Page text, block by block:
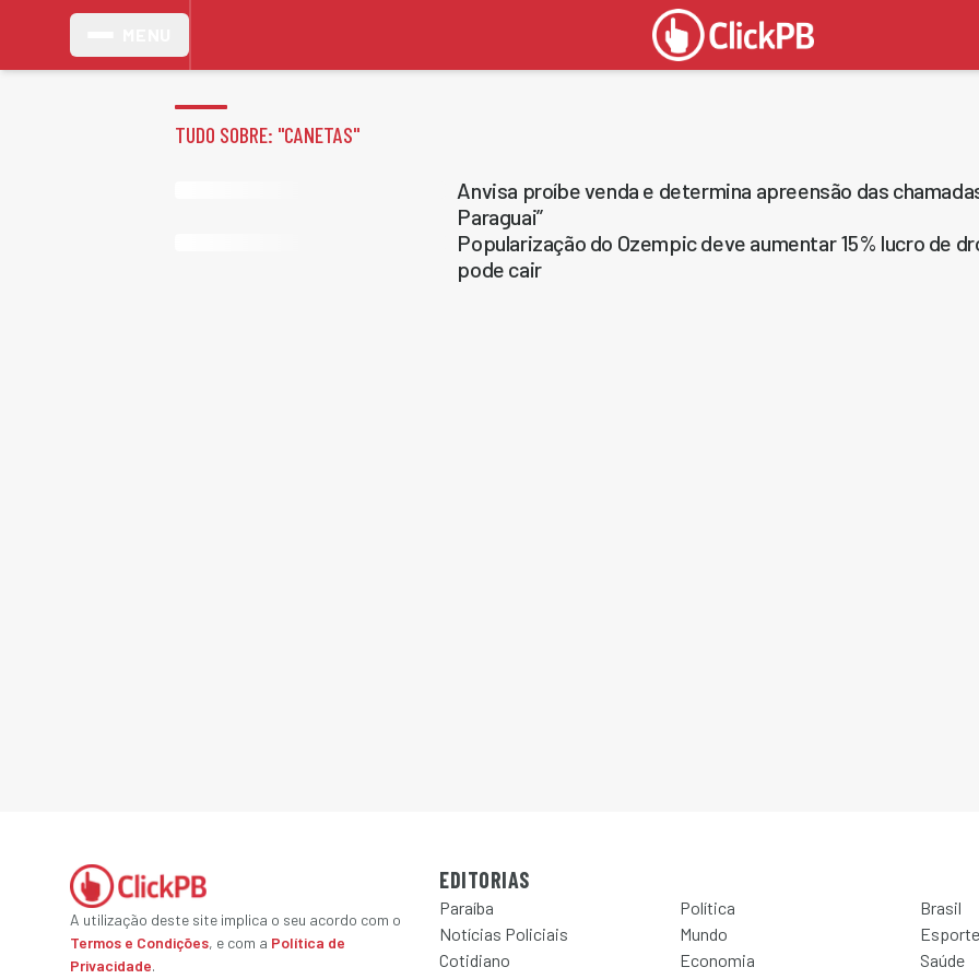
TUDO SOBRE: "CANETAS"
Anvisa proíbe venda e determina apreensão das
Paraguai”
Popularização do Ozempic deve aumentar 15% lucro de
pode cair
A utilização deste site implica o seu acordo com o
Termos e Condições, e com a Política de
Privacidade.
EDITORIAS
Paraíba Política
Brasil
Notícias Policiais
Mundo
Esporte
Cotidiano
Economia
Saúde